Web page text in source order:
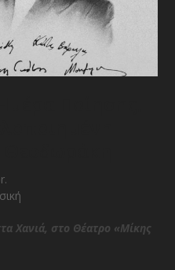
Χανιά, στο Θέατρο «Mίκης